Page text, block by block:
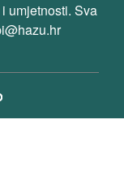
umjetnosti. Sva